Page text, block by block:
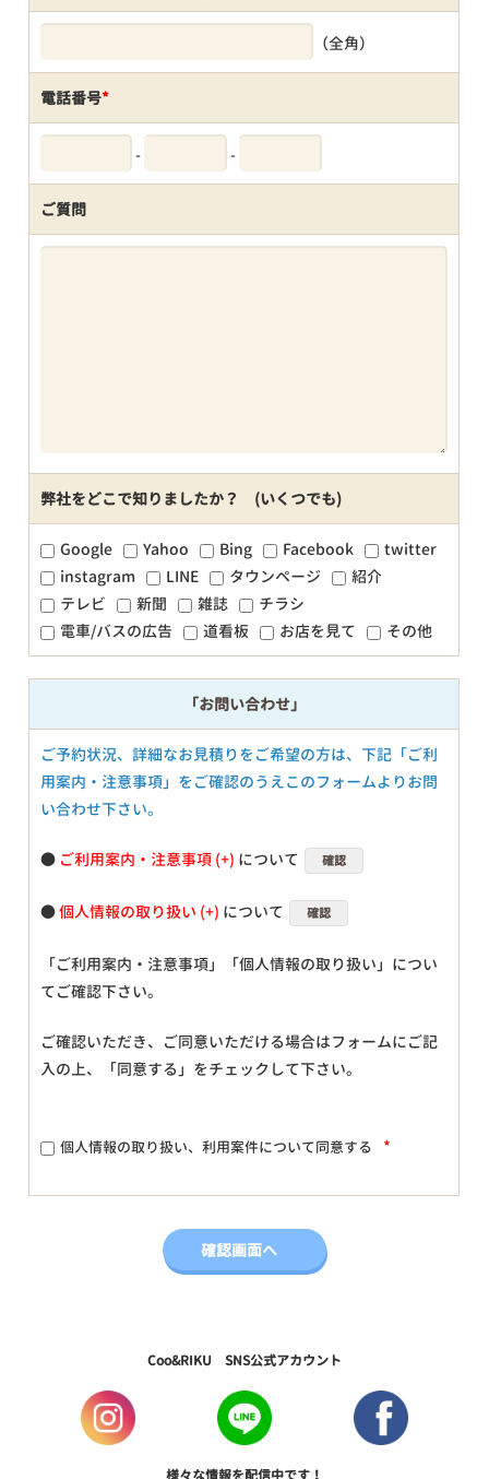
（全角）
電話番号*
- -
ご質問
弊社をどこで知りましたか？ (いくつでも)
Google Yahoo Bing Facebook
twitter
instagram
LINE タウンページ
紹介
テレビ
新聞 雑誌
チラシ
電車/バスの広告
道看板 お店を見て その他
「お問い合わせ」
ご予約状況、詳細なお見積りをご希望の方は、下記「ご利
用案内・注意事項」をご確認のうえこのフォームよりお問
い合わせ下さい。
● ご利用案内・注意事項 について 確認
●個人情報の取り扱い について 確認
「ご利用案内・注意事項」「個人情報の取り扱い」につい
てご確認下さい。
ご確認いただき、ご同意いただける場合はフォームにご記
入の上、「同意する」をチェックして下さい。
個人情報の取り扱い、利用案件について同意する *
Coo&RIKU SNS公式アカウント
様々な情報を配信中です！